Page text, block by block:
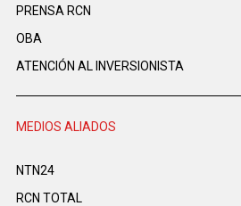
PRENSA RCN
OBA
ATENCIÓN AL INVERSIONISTA
MEDIOS ALIADOS
NTN24
RCN TOTAL